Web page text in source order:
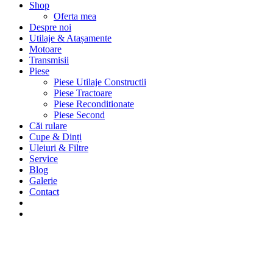
Shop
Oferta mea
Despre noi
Utilaje & Atașamente
Motoare
Transmisii
Piese
Piese Utilaje Constructii
Piese Tractoare
Piese Reconditionate
Piese Second
Căi rulare
Cupe & Dinți
Uleiuri & Filtre
Service
Blog
Galerie
Contact